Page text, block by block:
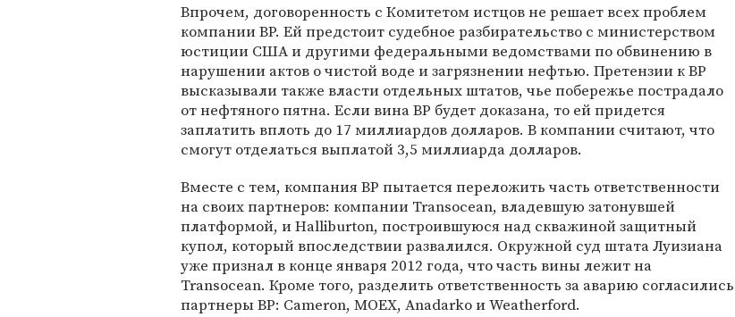
Впрочем, договоренность с Комитетом истцов не решает всех проблем
компании BP. Ей предстоит судебное разбирательство с министерством
юстиции США и другими федеральными ведомствами по обвинению в
нарушении актов о чистой воде и загрязнении нефтью. Претензии к BP
высказывали также власти отдельных штатов, чье побережье пострадало
от нефтяного пятна. Если вина BP будет доказана, то ей придется
заплатить вплоть до 17 миллиардов долларов. В компании считают, что
смогут отделаться выплатой 3,5 миллиарда долларов.
Вместе с тем, компания BP пытается переложить часть ответственности
на своих партнеров: компании Transocean, владевшую затонувшей
платформой, и Halliburton, построившуюся над скважиной защитный
купол, который впоследствии развалился. Окружной суд штата Луизиана
уже признал в конце января 2012 года, что часть вины лежит на
Transocean. Кроме того, разделить ответственность за аварию согласились
партнеры BP: Cameron, MOEX, Anadarko и Weatherford.